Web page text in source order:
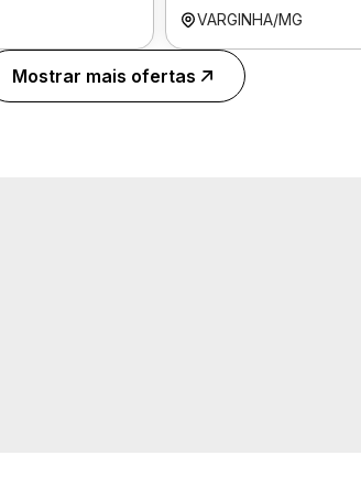
VARGINHA/MG
Mostrar mais ofertas